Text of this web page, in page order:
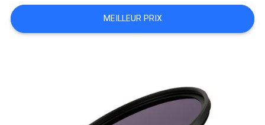
UNE
CITATION
MEILLEUR PRIX